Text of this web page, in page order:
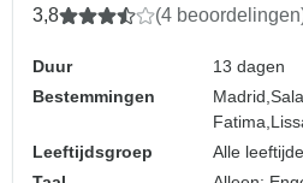
3,8 (4
Duur
13 dagen
Bestemmingen
Madrid,
Fatima,
Leeftijdsgroep
Alle